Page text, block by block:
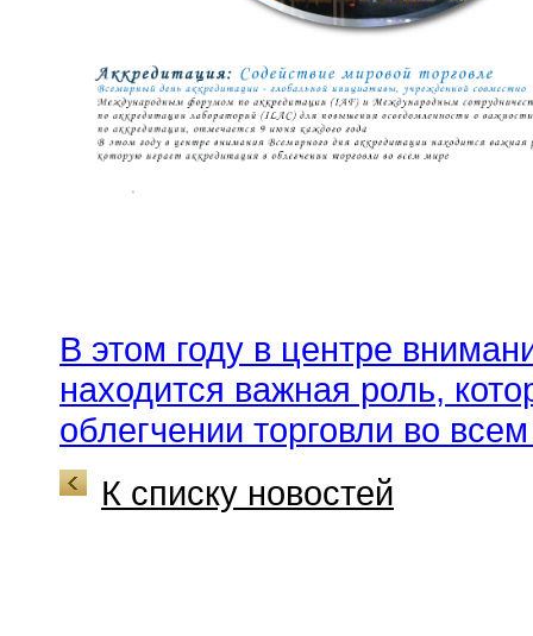
В этом году в центре
находится важная роль,
облегчении торговли во
К списку новостей